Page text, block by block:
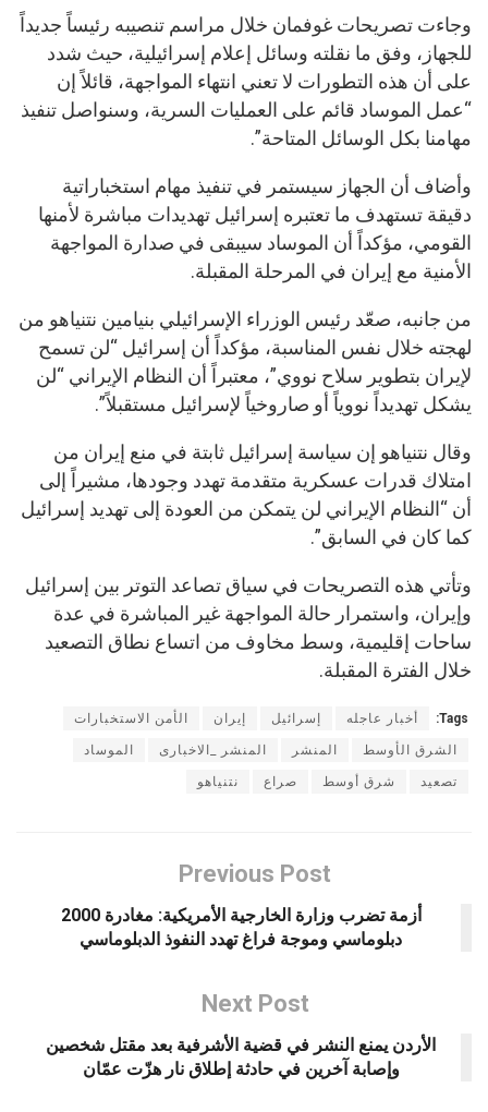
وجاءت تصريحات غوفمان خلال مراسم تنصيبه رئيساً جديداً
للجهاز، وفق ما نقلته وسائل إعلام إسرائيلية، حيث شدد
على أن هذه التطورات لا تعني انتهاء المواجهة، قائلاً إن
“عمل الموساد قائم على العمليات السرية، وسنواصل تنفيذ
مهامنا بكل الوسائل المتاحة”.
وأضاف أن الجهاز سيستمر في تنفيذ مهام استخباراتية
دقيقة تستهدف ما تعتبره إسرائيل تهديدات مباشرة لأمنها
القومي، مؤكداً أن الموساد سيبقى في صدارة المواجهة
الأمنية مع إيران في المرحلة المقبلة.
من جانبه، صعّد رئيس الوزراء الإسرائيلي بنيامين نتنياهو من
لهجته خلال نفس المناسبة، مؤكداً أن إسرائيل “لن تسمح
لإيران بتطوير سلاح نووي”، معتبراً أن النظام الإيراني “لن
يشكل تهديداً نووياً أو صاروخياً لإسرائيل مستقبلاً”.
وقال نتنياهو إن سياسة إسرائيل ثابتة في منع إيران من
امتلاك قدرات عسكرية متقدمة تهدد وجودها، مشيراً إلى
أن “النظام الإيراني لن يتمكن من العودة إلى تهديد إسرائيل
كما كان في السابق”.
وتأتي هذه التصريحات في سياق تصاعد التوتر بين إسرائيل
وإيران، واستمرار حالة المواجهة غير المباشرة في عدة
ساحات إقليمية، وسط مخاوف من اتساع نطاق التصعيد
خلال الفترة المقبلة.
Tags: أخبار عاجله إسرائيل إيران الأمن الاستخبارات
الشرق الأوسط المنشر المنشر _الاخبارى الموساد
تصعيد شرق أوسط صراع نتنياهو
Previous Post
أزمة تضرب وزارة الخارجية الأمريكية: مغادرة 2000
دبلوماسي وموجة فراغ تهدد النفوذ الدبلوماسي
Next Post
الأردن يمنع النشر في قضية الأشرفية بعد مقتل شخصين
وإصابة آخرين في حادثة إطلاق نار هزّت عمّان